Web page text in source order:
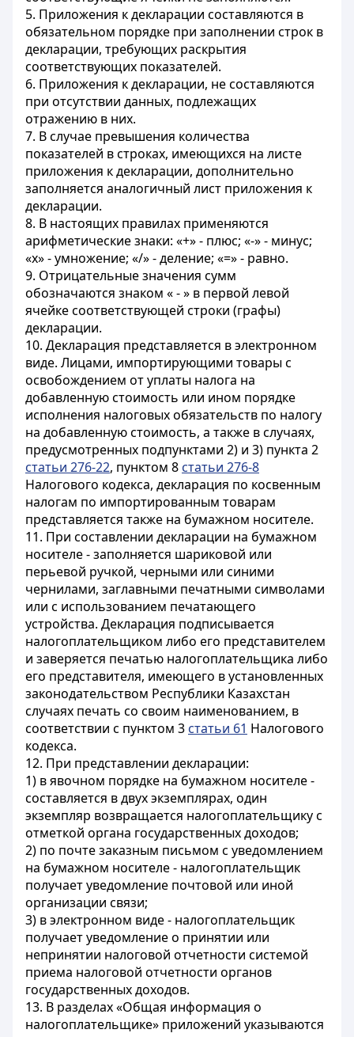
5. Приложения к декларации составляются в
обязательном порядке при заполнении строк в
декларации, требующих раскрытия
соответствующих показателей.
6. Приложения к декларации, не составляются
при отсутствии данных, подлежащих
отражению в них.
7. В случае превышения количества
показателей в строках, имеющихся на листе
приложения к декларации, дополнительно
заполняется аналогичный лист приложения к
декларации.
8. В настоящих правилах применяются
арифметические знаки: «+» - плюс; «-» - минус;
«х» - умножение; «/» - деление; «=» - равно.
9. Отрицательные значения сумм
обозначаются знаком « - » в первой левой
ячейке соответствующей строки (графы)
декларации.
10. Декларация представляется в электронном
виде. Лицами, импортирующими товары с
освобождением от уплаты налога на
добавленную стоимость или ином порядке
исполнения налоговых обязательств по налогу
на добавленную стоимость, а также в случаях,
предусмотренных подпунктами 2) и 3) пункта 2
статьи 276-22, пунктом 8 статьи 276-8
Налогового кодекса, декларация по косвенным
налогам по импортированным товарам
представляется также на бумажном носителе.
11. При составлении декларации на бумажном
носителе - заполняется шариковой или
перьевой ручкой, черными или синими
чернилами, заглавными печатными символами
или с использованием печатающего
устройства. Декларация подписывается
налогоплательщиком либо его представителем
и заверяется печатью налогоплательщика либо
его представителя, имеющего в установленных
законодательством Республики Казахстан
случаях печать со своим наименованием, в
соответствии с пунктом 3 статьи 61 Налогового
кодекса.
12. При представлении декларации:
1) в явочном порядке на бумажном носителе -
составляется в двух экземплярах, один
экземпляр возвращается налогоплательщику с
отметкой органа государственных доходов;
2) по почте заказным письмом с уведомлением
на бумажном носителе - налогоплательщик
получает уведомление почтовой или иной
организации связи;
3) в электронном виде - налогоплательщик
получает уведомление о принятии или
непринятии налоговой отчетности системой
приема налоговой отчетности органов
государственных доходов.
13. В разделах «Общая информация о
налогоплательщике» приложений указываются